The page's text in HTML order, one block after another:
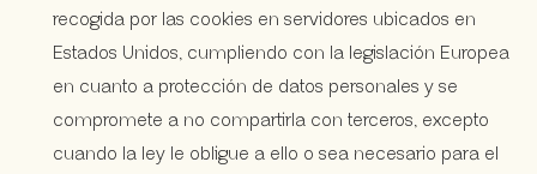
recogida por las cookies en servidores ubicados en
Estados Unidos, cumpliendo con la legislación Europea
en cuanto a protección de datos personales y se
compromete a no compartirla con terceros, excepto
cuando la ley le obligue a ello o sea necesario para el